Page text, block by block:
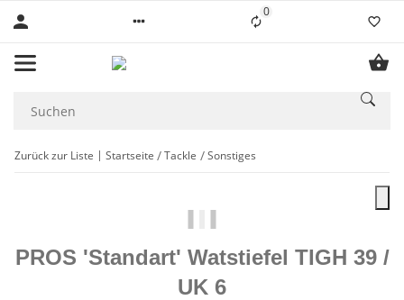
0Liste ist leer
Zurück zur Liste Startseite Tackle Sonstiges
PROS 'Standart' Watstiefel TIGH 39 /
UK 6